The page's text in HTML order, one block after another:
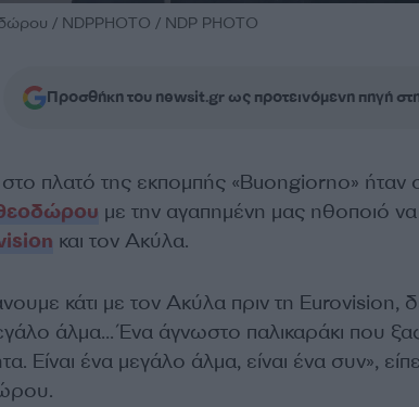
/ NDPPHOTO / NDP PHOTO
Προσθήκη του newsit.gr ως προτεινόμενη πηγή
πλατό της εκπομπής «Buongiorno»
με την αγαπημένη μας ηθοποιό
και τον Ακύλα.
κάτι με τον Ακύλα πριν τη Eurovision,
άλμα… Ένα άγνωστο παλικαράκι που
Είναι ένα μεγάλο άλμα, είναι ένα συν»,